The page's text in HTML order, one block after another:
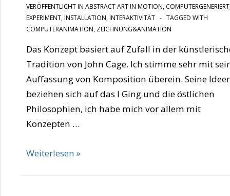
VERÖFFENTLICHT IN ABSTRACT ART IN MOTION, COMPUTERGENERIERT
EXPERIMENT,INSTALLATION,INTERAKTIVITÄT
TAGGED WITH
COMPUTERANIMATION, ZEICHNUNG&ANIMATION
Das Konzept basiert auf Zufall in der
Tradition von John Cage. Ich stimme sehr mit
Auffassung von Komposition überein. Seine
beziehen sich auf das I Ging und die östlichen
Philosophien, ich habe mich vor allem mit
Konzepten …
Bettina
Weiterlesen »